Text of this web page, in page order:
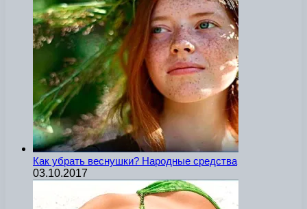
Как убрать веснушки? Народные средства
03.10.2017